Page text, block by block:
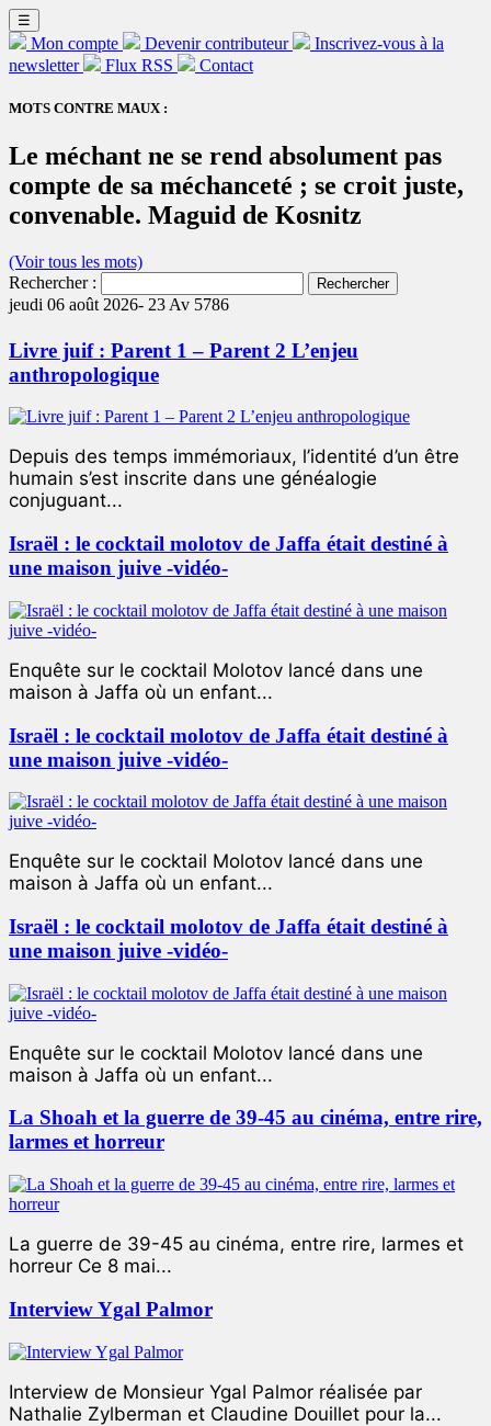
☰
Mon compte Devenir contributeur
Inscrivez-vous à la
newsletter
Flux RSS Contact
MOTS CONTRE MAUX :
Le méchant ne se rend absolument pas
compte de sa méchanceté ; se croit juste,
convenable. Maguid de Kosnitz
(Voir tous les mots)
Rechercher :
jeudi 06 août 2026- 23 Av 5786
Livre juif : Parent 1 – Parent 2 L’enjeu
anthropologique
Depuis des temps immémoriaux, l’identité d’un être
humain s’est inscrite dans une généalogie
conjuguant...
Israël : le cocktail molotov de Jaffa était destiné à
une maison juive -vidéo-
Enquête sur le cocktail Molotov lancé dans une
maison à Jaffa où un enfant...
Israël : le cocktail molotov de Jaffa était destiné à
une maison juive -vidéo-
Enquête sur le cocktail Molotov lancé dans une
maison à Jaffa où un enfant...
Israël : le cocktail molotov de Jaffa était destiné à
une maison juive -vidéo-
Enquête sur le cocktail Molotov lancé dans une
maison à Jaffa où un enfant...
La Shoah et la guerre de 39-45 au cinéma, entre rire,
larmes et horreur
La guerre de 39-45 au cinéma, entre rire, larmes et
horreur Ce 8 mai...
Interview Ygal Palmor
Interview de Monsieur Ygal Palmor réalisée par
Nathalie Zylberman et Claudine Douillet pour la...